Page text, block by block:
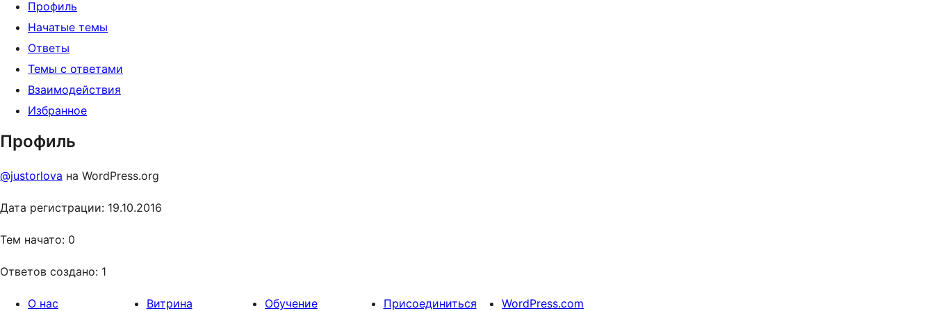
Профиль
Начатые темы
Ответы
Темы с ответами
Взаимодействия
Избранное
Профиль
@justorlova на WordPress.org
Дата регистрации: 19.10.2016
Тем начато: 0
Ответов создано: 1
О нас Витрина Обучение Присоединиться WordPress.com